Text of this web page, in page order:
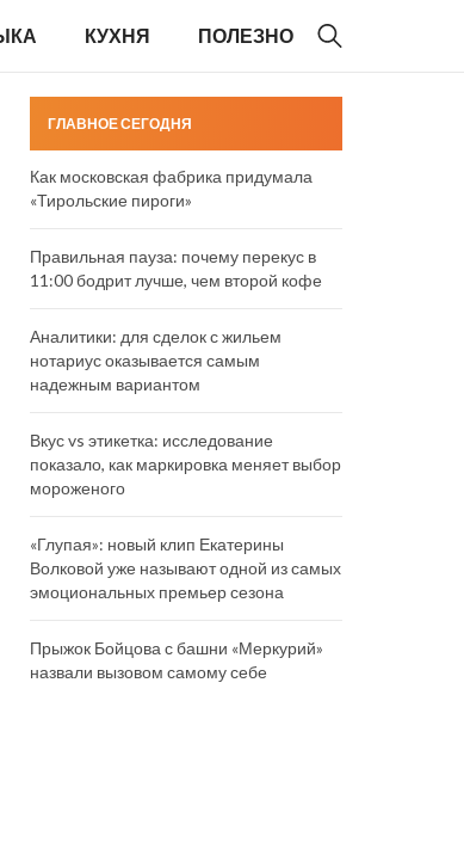
КУХНЯ ПОЛЕЗНО
ГЛАВНОЕ СЕГОДНЯ
Как московская фабрика придумала
«Тирольские пироги»
Правильная пауза: почему перекус в
11:00 бодрит лучше, чем второй кофе
Аналитики: для сделок с жильем
нотариус оказывается самым
надежным вариантом
Вкус vs этикетка: исследование
показало, как маркировка меняет выбор
мороженого
«Глупая»: новый клип Екатерины
Волковой уже называют одной из самых
эмоциональных премьер сезона
Прыжок Бойцова с башни «Меркурий»
назвали вызовом самому себе